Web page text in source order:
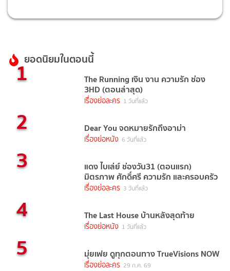
ยอดนิยมในตอนนี้
1 The Running เงิน งาน ความรัก ช่อง
3HD (ตอนล่าสุด)
เรื่องย่อละคร 1 วันที่แล้ว
2 Dear You จดหมายรักถึงอาม่า
เรื่องย่อหนัง 6 วันที่แล้ว
3 แดง ไบเล่ย์ ช่องวัน31 (ตอนแรก)
มิตรภาพ ศักดิ์ศรี ความรัก และครอบครัว
เรื่องย่อละคร 3 วันที่แล้ว
4 The Last House บ้านหลังสุดท้าย
เรื่องย่อหนัง 1 วันที่แล้ว
5 มุ่ยเฟย ดูทุกตอนทาง TrueVisions NOW
เรื่องย่อละคร 29 ก.ค. 69